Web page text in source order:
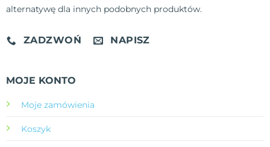
alternatywę dla innych podobnych produktów.
ZADZWOŃ NAPISZ
MOJE KONTO
Moje zamówienia
Koszyk